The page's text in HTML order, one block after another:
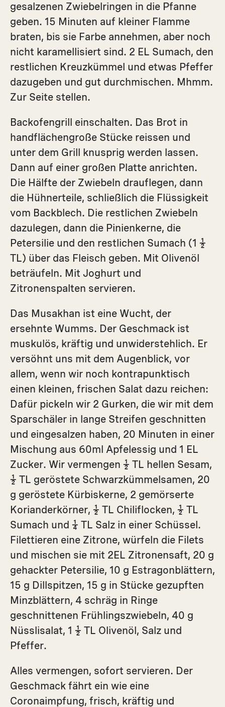
gesalzenen Zwiebelringen in die Pfanne
geben. 15 Minuten auf kleiner Flamme
braten, bis sie Farbe annehmen, aber noch
nicht karamellisiert sind. 2 EL Sumach, den
restlichen Kreuzkümmel und etwas Pfeffer
dazugeben und gut durchmischen. Mhmm.
Zur Seite stellen.
Backofengrill einschalten. Das Brot in
handflächengroße Stücke reissen und
unter dem Grill knusprig werden lassen.
Dann auf einer großen Platte anrichten.
Die Hälfte der Zwiebeln drauflegen, dann
die Hühnerteile, schließlich die Flüssigkeit
vom Backblech. Die restlichen Zwiebeln
dazulegen, dann die Pinienkerne, die
Petersilie und den restlichen Sumach (1 ½
TL) über das Fleisch geben. Mit Olivenöl
beträufeln. Mit Joghurt und
Zitronenspalten servieren.
Das Musakhan ist eine Wucht, der
ersehnte Wumms. Der Geschmack ist
muskulös, kräftig und unwiderstehlich. Er
versöhnt uns mit dem Augenblick, vor
allem, wenn wir noch kontrapunktisch
einen kleinen, frischen Salat dazu reichen:
Dafür pickeln wir 2 Gurken, die wir mit dem
Sparschäler in lange Streifen geschnitten
und eingesalzen haben, 20 Minuten in einer
Mischung aus 60ml Apfelessig und 1 EL
Zucker. Wir vermengen ½ TL hellen Sesam,
½ TL geröstete Schwarzkümmelsamen, 20
g geröstete Kürbiskerne, 2 gemörserte
Korianderkörner, ½ TL Chiliflocken, ½ TL
Sumach und ¼ TL Salz in einer Schüssel.
Filettieren eine Zitrone, würfeln die Filets
und mischen sie mit 2EL Zitronensaft, 20 g
gehackter Petersilie, 10 g Estragonblättern,
15 g Dillspitzen, 15 g in Stücke gezupften
Minzblättern, 4 schräg in Ringe
geschnittenen Frühlingszwiebeln, 40 g
Nüsslisalat, 1 ½ TL Olivenöl, Salz und
Pfeffer.
Alles vermengen, sofort servieren. Der
Geschmack fährt ein wie eine
Coronaimpfung, frisch, kräftig und